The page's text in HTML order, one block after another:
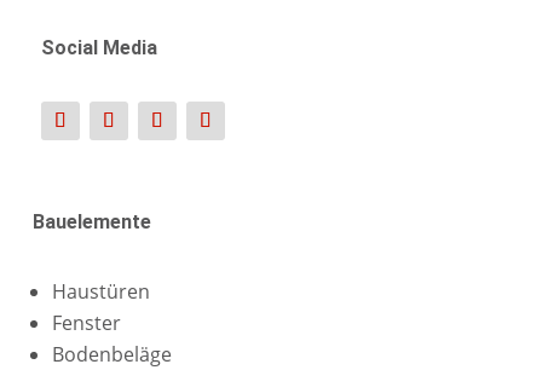
Social Media
Bauelemente
Haustüren
Fenster
Bodenbeläge